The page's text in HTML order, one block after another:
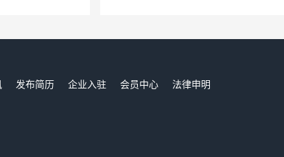
发布简历 企业入驻 会员中心
法律申明